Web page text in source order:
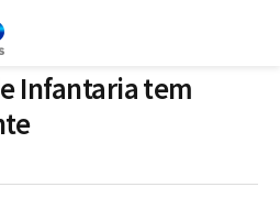
Infantaria tem